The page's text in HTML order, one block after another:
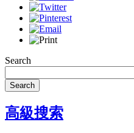
Search
Search
高級搜索